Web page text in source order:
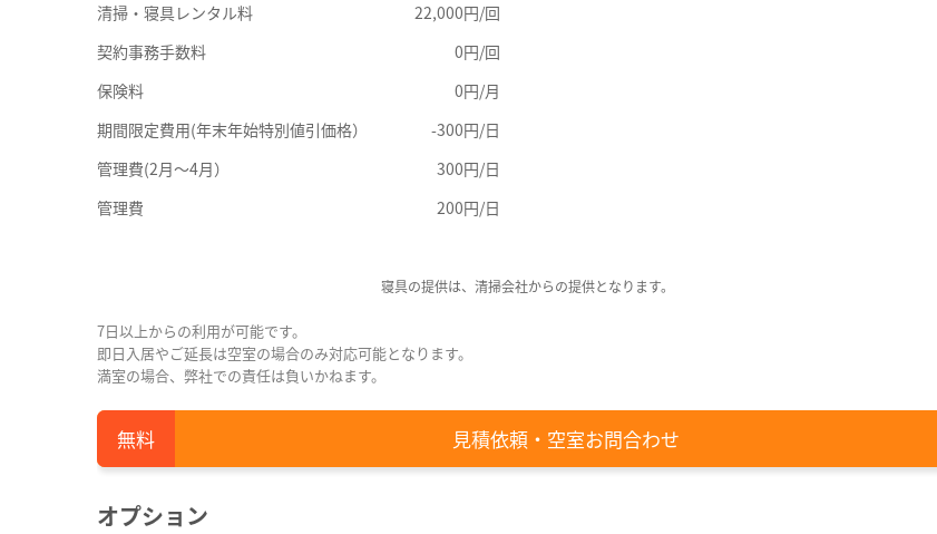
清掃・寝具レンタル料
22,000円/回
契約事務手数料
0円/回
保険料
0円/月
期間限定費用(年末年始特別値引価格）
-300円/日
管理費(2月～4月）
300円/日
管理費
200円/日
寝具の提供は、清掃会社からの提供となります。
7日以上からの利用が可能です。
即日入居やご延長は空室の場合のみ対応可能となります。
満室の場合、弊社での責任は負いかねます。
見積依頼・空室お問合わせ
オプション